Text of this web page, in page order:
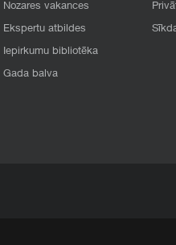
Nozares vakances
Ekspertu atbildes
Iepirkumu bibliotēka
Gada balva